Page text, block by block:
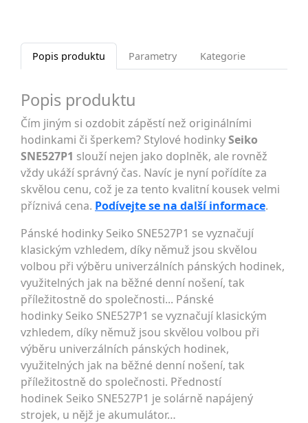
Popis produktu Parametry Kategorie
Popis produktu
Čím jiným si ozdobit zápěstí než originálními
hodinkami či šperkem? Stylové hodinkySeiko
SNE527P1 slouží nejen jako doplněk, ale rovněž
vždy ukáží správný čas. Navíc je nyní pořídíte za
skvělou cenu, což je za tento kvalitní kousek velmi
příznivá cena. Podívejte se na další informace.
Pánské hodinky Seiko SNE527P1 se vyznačují
klasickým vzhledem, díky němuž jsou skvělou
volbou při výběru univerzálních pánských hodinek,
využitelných jak na běžné denní nošení, tak
příležitostně do společnosti... Pánské
hodinky Seiko SNE527P1 se vyznačují klasickým
vzhledem, díky němuž jsou skvělou volbou při
výběru univerzálních pánských hodinek,
využitelných jak na běžné denní nošení, tak
příležitostně do společnosti. Předností
hodinek Seiko SNE527P1 je solárně napájený
strojek, u nějž je akumulátor…